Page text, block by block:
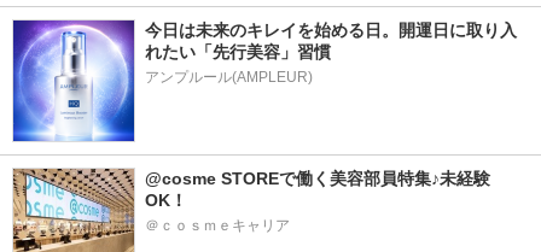
今日は未来のキレイを始める日。開運日に取り入
れたい「先行美容」習慣
アンプルール(AMPLEUR)
@cosme STOREで働く美容部員特集♪未経験
OK！
＠ｃｏｓｍｅキャリア